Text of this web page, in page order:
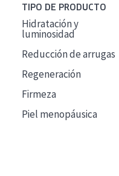
TIPO DE PRODUCTO
Hidratación y
luminosidad
Reducción de arrugas
Regeneración
Firmeza
Piel menopáusica